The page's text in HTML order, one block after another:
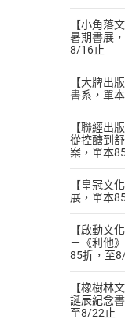
【小角落
暑期書展
8/16止
【大牌出
書系，單
【聯經出
從控醣到
案，單本
【皇冠文
展，單本
【啟動文
－《利他
85折，至
【橡樹林
誕辰紀念
至8/22止